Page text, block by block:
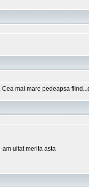
mai mare pedeapsa
uitat merita asta